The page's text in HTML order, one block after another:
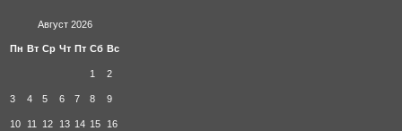
Август 2026
Пн Вт Ср Чт Пт Сб Вс
1 2
3 4 5 6 7 8 9
10 11 12 13 14 15 16